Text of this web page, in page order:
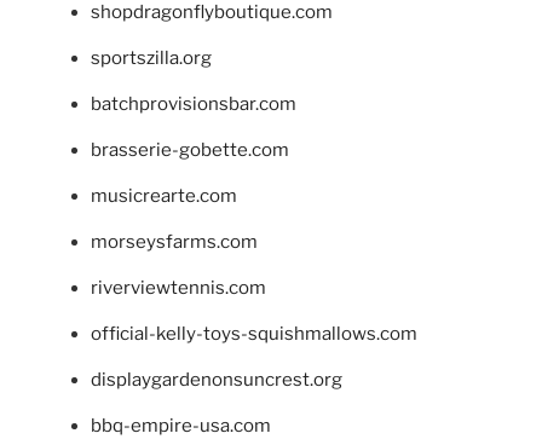
shopdragonflyboutique.com
sportszilla.org
batchprovisionsbar.com
brasserie-gobette.com
musicrearte.com
morseysfarms.com
riverviewtennis.com
official-kelly-toys-squishmallows.com
displaygardenonsuncrest.org
bbq-empire-usa.com